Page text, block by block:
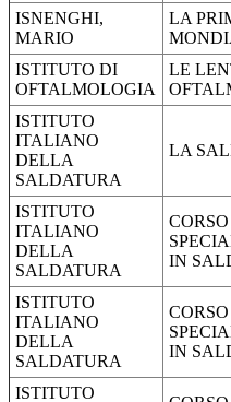
ISNENGHI,
MARIO
LA
ISTITUTO DI
OFTALMOLOGIA
LE
ISTITUTO
ITALIANO
DELLA
SALDATURA
LA
ISTITUTO
ITALIANO
DELLA
SALDATURA
IN
ISTITUTO
ITALIANO
DELLA
SALDATURA
IN
ISTITUTO